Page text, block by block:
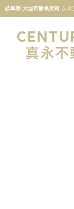
岐阜県 大垣市新長沢町 シ